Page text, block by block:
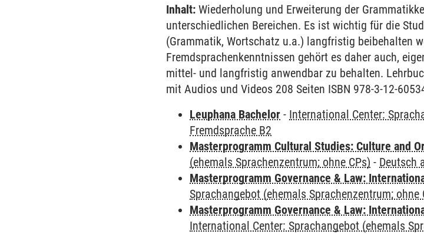
Inhalt: Wiederholung und Erweiterung der
unterschiedlichen Bereichen. Es ist wichtig für die
(Grammatik, Wortschatz u.a.) langfristig beibehalten
Fremdsprachenkenntnissen gehört es daher auch,
mittel- und langfristig anwendbar zu behalten.
mit Audios und Videos 208 Seiten ISBN 978-3-12-
Leuphana Bachelor - International Center:
Fremdsprache B2
Masterprogramm Cultural Studies: Culture and
(ehemals Sprachenzentrum; ohne CPs) - Deutsch
Masterprogramm Governance & Law:
Sprachangebot (ehemals Sprachenzentrum; ohne
Masterprogramm Governance & Law:
International Center: Sprachangebot (ehemals